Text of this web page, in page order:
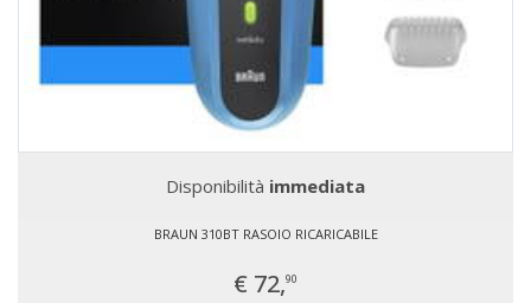
Disponibilità immediata
BRAUN 310BT RASOIO RICARICABILE
€ 72,90